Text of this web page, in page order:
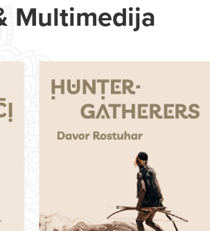
Multimedija